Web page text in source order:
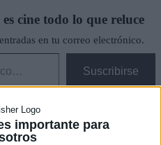
importante para
cine todo lo que reluce
en tu correo electrónico.
Suscribirse